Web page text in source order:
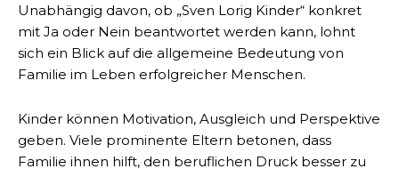
Unabhängig davon, ob „Sven Lorig Kinder“ konkret
mit Ja oder Nein beantwortet werden kann, lohnt
sich ein Blick auf die allgemeine Bedeutung von
Familie im Leben erfolgreicher Menschen.
Kinder können Motivation, Ausgleich und Perspektive
geben. Viele prominente Eltern betonen, dass
Familie ihnen hilft, den beruflichen Druck besser zu